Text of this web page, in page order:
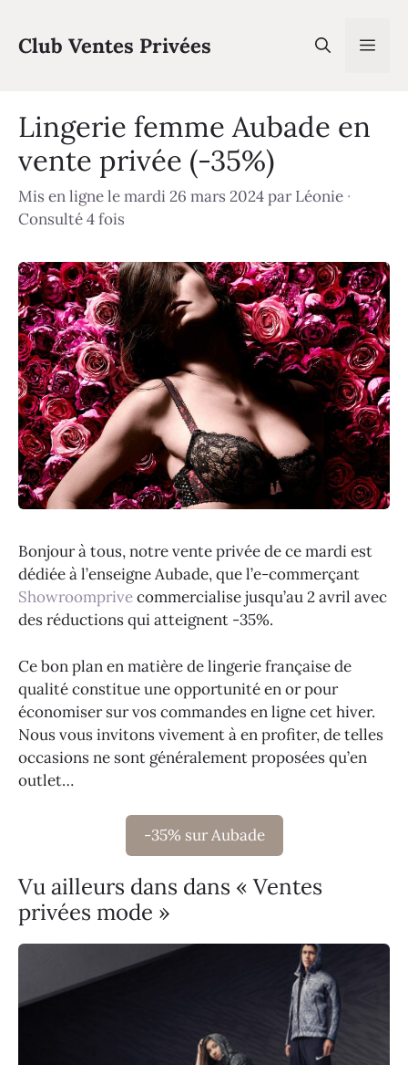
contenu
Club Ventes Privées
Lingerie femme Aubade en
vente privée (-35%)
Mis en ligne le mardi 26 mars 2024parLéonie ·
Consulté 4 fois
Bonjour à tous, notre vente privée de ce mardi est
dédiée à l’enseigne Aubade, que l’e-commerçant
Showroomprivecommercialise jusqu’au 2 avril avec
des réductions qui atteignent -35%.
Ce bon plan en matière de lingerie française de
qualité constitue une opportunité en or pour
économiser sur vos commandes en ligne cet hiver.
Nous vous invitons vivement à en profiter, de telles
occasions ne sont généralement proposées qu’en
outlet…
-35% sur Aubade
Vu ailleurs dans dans « Ventes
privées mode »